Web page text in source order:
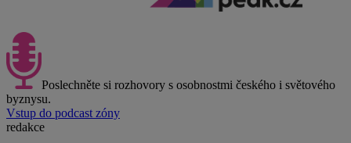
Poslechněte si rozhovory s osobnostmi českého i světového
byznysu.
Vstup do podcast zóny
redakce